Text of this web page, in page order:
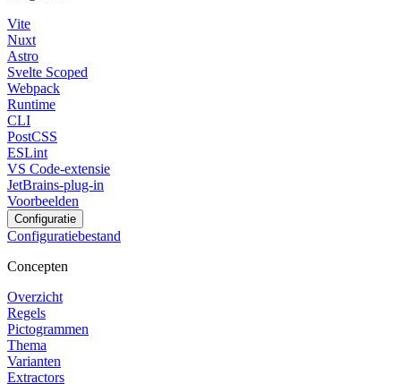
Vite
Nuxt
Astro
Svelte Scoped
Webpack
Runtime
CLI
PostCSS
ESLint
VS Code-extensie
JetBrains-plug-in
Voorbeelden
Configuratie
Configuratiebestand
Concepten
Overzicht
Regels
Pictogrammen
Thema
Varianten
Extractors